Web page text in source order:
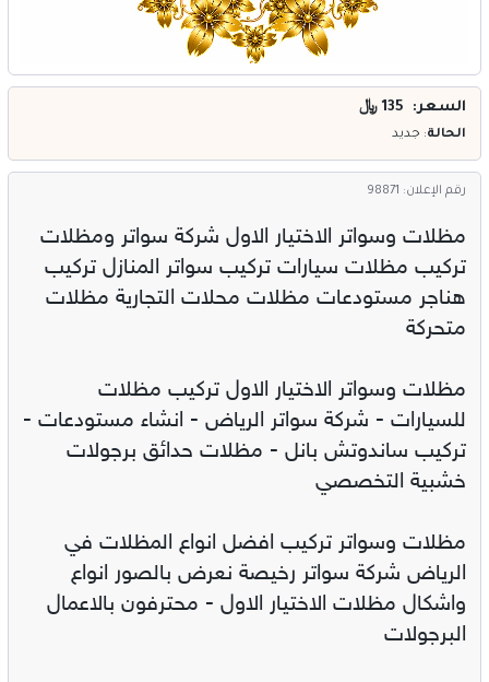
اتفاقية الاستخدام
الشروط & السياسات
تسجيل دخول
السعر: 135 ﷼
الحالة: جديد
رقم الإعلان: 98871
مظلات وسواتر الاختيار الاول شركة سواتر ومظلات
تركيب مظلات سيارات تركيب سواتر المنازل تركيب
هناجر مستودعات مظلات محلات التجارية مظلات
متحركة
مظلات وسواتر الاختيار الاول تركيب مظلات
للسيارات - شركة سواتر الرياض - انشاء مستودعات -
تركيب ساندوتش بانل - مظلات حدائق برجولات
خشبية التخصصي
مظلات وسواتر تركيب افضل انواع المظلات في
الرياض شركة سواتر رخيصة نعرض بالصور انواع
واشكال مظلات الاختيار الاول - محترفون بالاعمال
البرجولات